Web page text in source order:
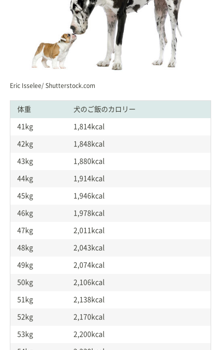
Eric Isselee/ Shutterstock.com
体重 犬のご飯のカロリー
41kg 1,814kcal
42kg 1,848kcal
43kg 1,880kcal
44kg 1,914kcal
45kg 1,946kcal
46kg 1,978kcal
47kg 2,011kcal
48kg 2,043kcal
49kg 2,074kcal
50kg 2,106kcal
51kg 2,138kcal
52kg 2,170kcal
53kg 2,200kcal